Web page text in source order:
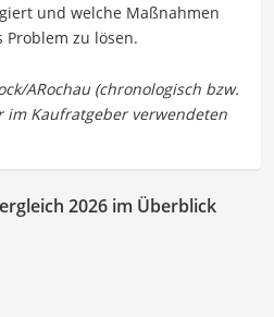
und welche Maßnahmen
zu lösen.
2026 im Überblick